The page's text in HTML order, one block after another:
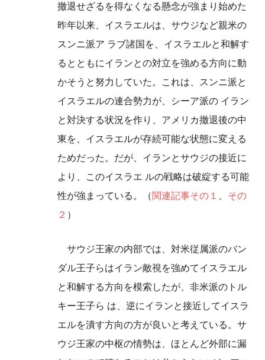
撤退せざるを得なくなる懸念が強まり始めた
昨年以来、イスラエルは、サウジなど親米の
スンニ派ア ラブ諸国を、イスラエルと和解す
るとともにイランとの対立を強める方向に動
かそうと努力していた。これは、スンニ派と
イスラエルの連合勢力が、シーア派の イラン
と対決する状況を作り、アメリカ撤退後の中
東を、イスラエルが存続可能な状態に変える
ためだった。だが、イランとサウジの接近に
より、このイスラエ ルの戦略は破綻する可能
性が強まっている。（関連記事その１ 、 その
２ ）
サウジ王家の内部では、対米従属派のバン
ダル王子らはイラン敵視を強めてイスラエル
と和解する方向を模索したが、非米派のトル
キー王子ら は、逆にイランと接近してイスラ
エルを潰す方向の方が良いと考えている。サ
ウジ王家の中枢の情勢は、ほとんど外部に漏